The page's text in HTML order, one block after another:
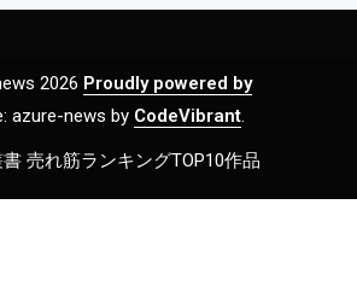
2026 Proudly powered by
azure-news by CodeVibrant.
売れ筋ランキングTOP10作品